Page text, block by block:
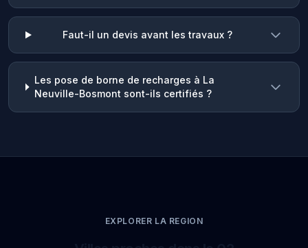
Faut-il un devis avant les travaux ?
Les pose de borne de recharges à La
Neuville-Bosmont sont-ils certifiés ?
EXPLORER LA REGION